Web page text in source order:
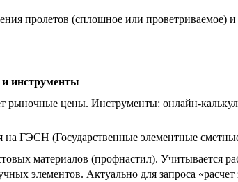
пролетов (сплошное или проветриваемое)
инструменты
рыночные цены. Инструменты: онлайн-
на ГЭСН (Государственные элементные
материалов (профнастил). Учитывается
элементов. Актуально для запроса «расчет